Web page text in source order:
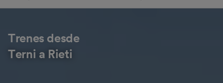
Trenes desde
Terni a Rieti